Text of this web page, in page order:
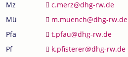
Mz
c.merz@dhg-rw.de
Mü
m.muench@dhg-rw.de
Pfa
t.pfau@dhg-rw.de
Pf
k.pfisterer@dhg-rw.de